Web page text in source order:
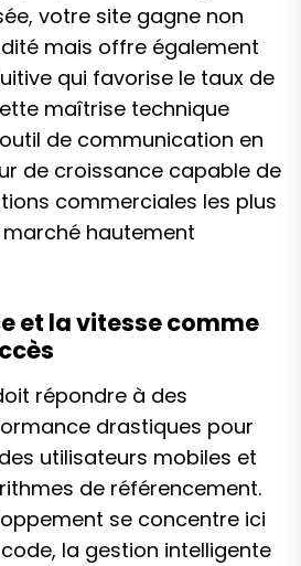
votre site gagne non
mais offre également
qui favorise le taux de
maîtrise technique
de communication en
de croissance capable de
commerciales les plus
hautement
et la vitesse comme
répondre à des
drastiques pour
utilisateurs mobiles et
de référencement.
se concentre ici
la gestion intelligente